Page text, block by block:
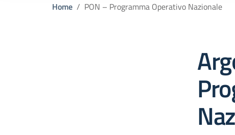
Home PON – Programma Operativo Nazionale